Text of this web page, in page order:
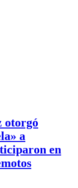
otorgó
a
en